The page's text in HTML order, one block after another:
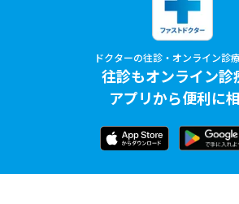
ドクターの往診・オンライン診
往診もオンライン診
アプリから便利に